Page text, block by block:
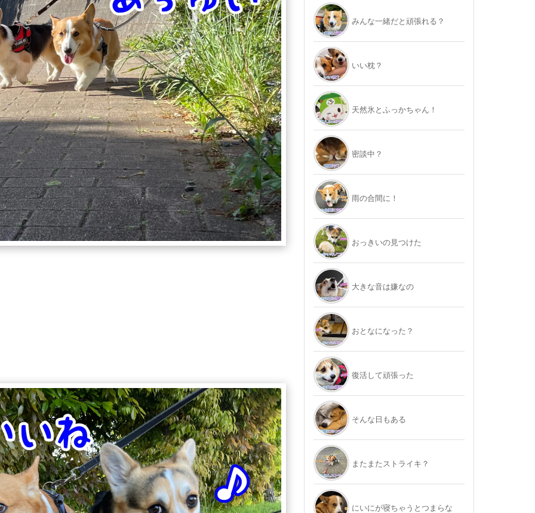
みんな一緒だと頑張れる？
いい枕？
天然氷とふっかちゃん！
密談中？
雨の合間に！
おっきいの見つけた
大きな音は嫌なの
おとなになった？
復活して頑張った
そんな日もある
またまたストライキ？
にいにが寝ちゃうとつまらな